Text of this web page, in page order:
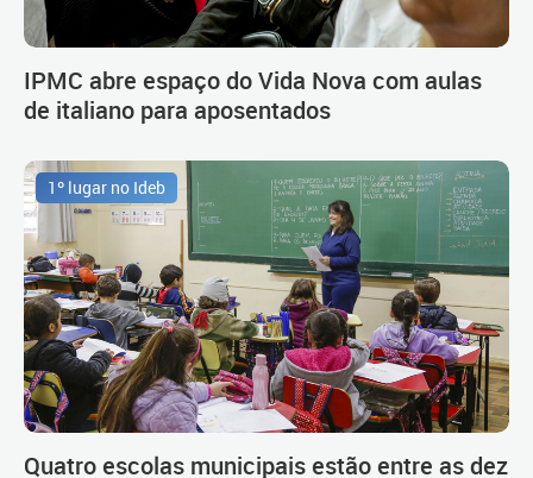
IPMC abre espaço do Vida Nova com aulas
de italiano para aposentados
1º lugar no Ideb
Quatro escolas municipais estão entre as dez